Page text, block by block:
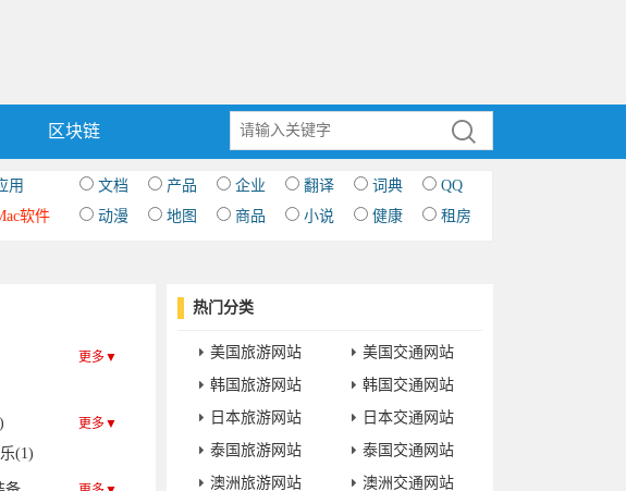
区块链
用 文档 产品 企业 翻译 词典
QQ
软件 动漫 地图 商品 小说 健康 租房
更多▼
(1)
更多▼
热门分类
美国旅游网站
美国交通网站
韩国旅游网站
韩国交通网站
日本旅游网站
日本交通网站
泰国旅游网站
泰国交通网站
澳洲旅游网站
澳洲交通网站